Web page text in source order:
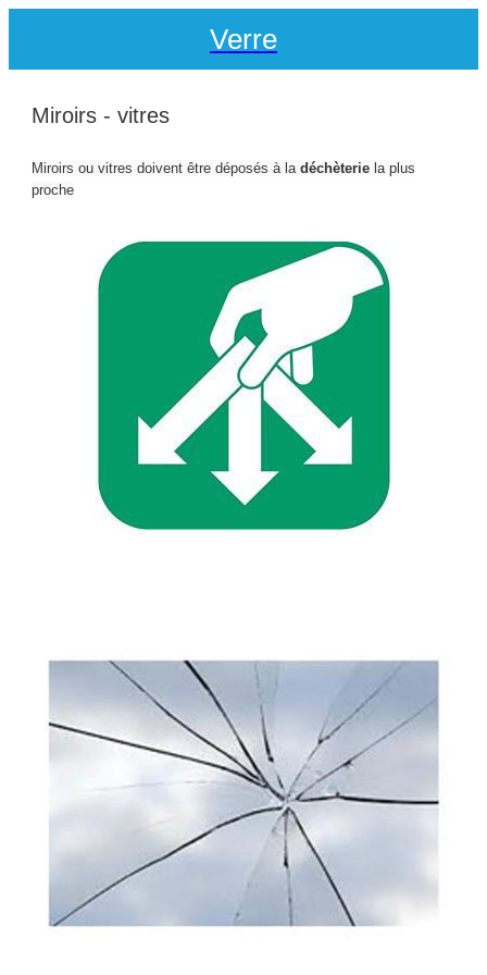
Verre
Miroirs - vitres
Miroirs ou vitres doivent être déposés à la déchèterie la plus
proche